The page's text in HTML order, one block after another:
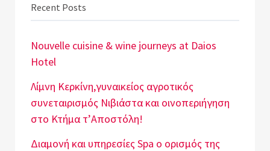
Recent Posts
Nouvelle cuisine & wine journeys at Daios
Hotel
Λίμνη Κερκίνη,γυναικείος αγροτικός
συνεταιρισμός Νιβιάστα και οινοπεριήγηση
στο Κτήμα τ’Αποστόλη!
Διαμονή και υπηρεσίες Spa o ορισμός της